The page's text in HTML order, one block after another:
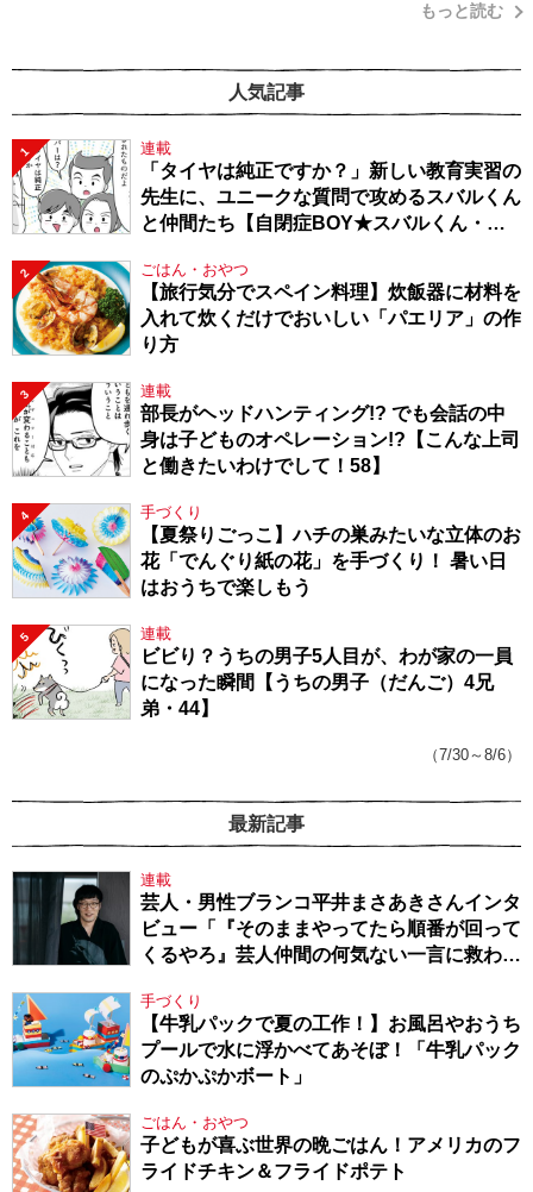
もっと読む
人気記事
1 連載
「タイヤは純正ですか？」新しい教育実習の
先生に、ユニークな質問で攻めるスバルくん
と仲間たち【自閉症BOY★スバルくん・
2 ごはん・おやつ
【旅行気分でスペイン料理】炊飯器に材料を
入れて炊くだけでおいしい「パエリア」の作
り方
3 連載
部長がヘッドハンティング!? でも会話の中
身は子どものオペレーション!?【こんな上司
と働きたいわけでして！58】
4 手づくり
【夏祭りごっこ】ハチの巣みたいな立体のお
花「でんぐり紙の花」を手づくり！ 暑い日
はおうちで楽しもう
5 連載
ビビり？うちの男子5人目が、わが家の一員
になった瞬間【うちの男子（だんご）4兄
弟・44】
（7/30～8/6）
最新記事
連載
芸人・男性ブランコ平井まさあきさんインタ
ビュー「『そのままやってたら順番が回って
くるやろ』芸人仲間の何気ない一言に救われ
手づくり
【牛乳パックで夏の工作！】お風呂やおうち
プールで水に浮かべてあそぼ！「牛乳パック
のぷかぷかボート」
ごはん・おやつ
子どもが喜ぶ世界の晩ごはん！アメリカのフ
ライドチキン＆フライドポテト